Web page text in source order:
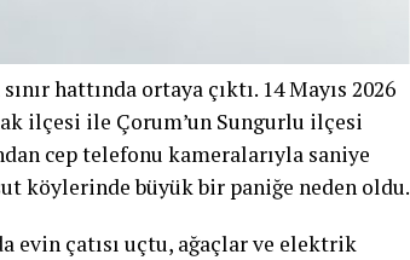
hattında ortaya çıktı. 14 Mayıs 2026
ilçesi ile Çorum’un Sungurlu ilçesi
cep telefonu kameralarıyla saniye
köylerinde büyük bir paniğe neden oldu.
evin çatısı uçtu, ağaçlar ve elektrik